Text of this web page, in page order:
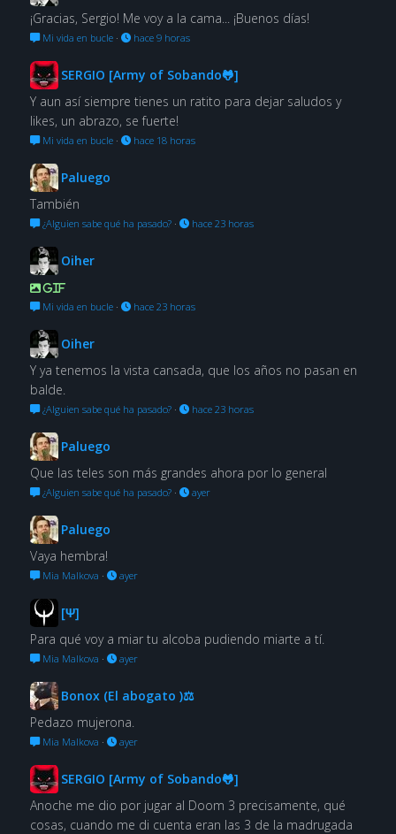
¡Gracias, Sergio! Me voy a la cama... ¡Buenos días!
Mi vida en bucle· hace 9 horas
SERGIO [Army of Sobando🐸]
Y aun así siempre tienes un ratito para dejar saludos y
likes, un abrazo, se fuerte!
Mi vida en bucle· hace 18 horas
Paluego
También
¿Alguien sabe qué ha pasado?· hace 23 horas
Oiher
GIF
Mi vida en bucle· hace 23 horas
Oiher
Y ya tenemos la vista cansada, que los años no pasan en
balde.
¿Alguien sabe qué ha pasado?· hace 23 horas
Paluego
Que las teles son más grandes ahora por lo general
¿Alguien sabe qué ha pasado?· ayer
Paluego
Vaya hembra!
Mia Malkova · ayer
[Ψ]
Para qué voy a miar tu alcoba pudiendo miarte a tí.
Mia Malkova · ayer
Bonox (El abogato )⚖
Pedazo mujerona.
Mia Malkova · ayer
SERGIO [Army of Sobando🐸]
Anoche me dio por jugar al Doom 3 precisamente, qué
cosas, cuando me di cuenta eran las 3 de la madrugada